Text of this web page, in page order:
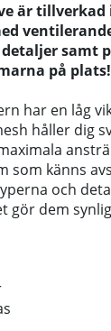
är
samt
på plats!
har en låg
håller dig
som känns
och
gör dem